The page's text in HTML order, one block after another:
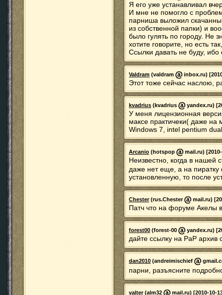
Я его уже устанавливал
И мне не помогло с
парниша выложил
из собственной папки) и
было гулять по городу. Не
хотите говорите, но есть
Ссылки давать не буду,
Valdram (valdram inbox.ru)
Этот тоже сейчас наслою,
kvadrius (kvadrius yandex.ru)
У меня лицензионная
максе практичеки( даже
Windows 7, intel pentium
Arcanio (hotspop mail.ru)
Неизвестно, когда в нашей
даже нет еще, а на пиратку
установленную, то после
Chester(rus.Chester mail.ru)
Патч что на форуме Акелы
forest00 (forest-00 yandex.ru)
дайте ссылку на РаР
dan2010 (andreimischief
парни, разъясните
valter(alm32 mail.ru) [2010-10-